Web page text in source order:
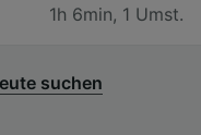
1h 6min, 1 Umst.
suchen